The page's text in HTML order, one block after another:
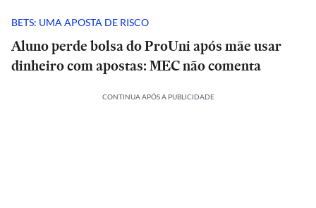
BETS: UMA APOSTA DE RISCO
Aluno perde bolsa do ProUni após mãe usar
dinheiro com apostas: MEC não comenta
CONTINUA APÓS A PUBLICIDADE